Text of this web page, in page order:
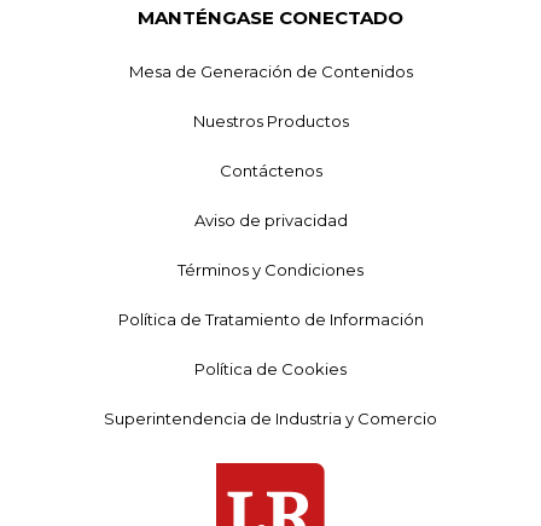
MANTÉNGASE CONECTADO
Mesa de Generación de Contenidos
Nuestros Productos
Contáctenos
Aviso de privacidad
Términos y Condiciones
Política de Tratamiento de Información
Política de Cookies
Superintendencia de Industria y Comercio